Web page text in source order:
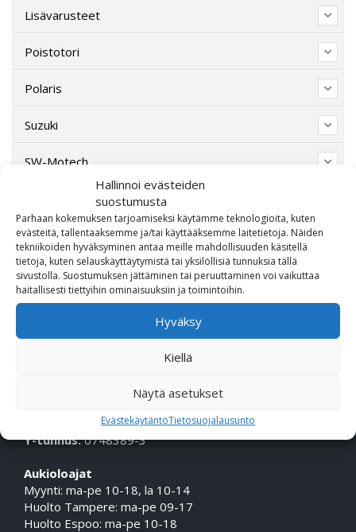
Hallinnoi evästeiden
suostumusta
Parhaan kokemuksen tarjoamiseksi käytämme teknologioita, kuten
evästeitä, tallentaaksemme ja/tai käyttääksemme laitetietoja. Näiden
tekniikoiden hyväksyminen antaa meille mahdollisuuden käsitellä
tietoja, kuten selauskäyttäytymistä tai yksilöllisiä tunnuksia tällä
sivustolla. Suostumuksen jättäminen tai peruuttaminen voi vaikuttaa
haitallisesti tiettyihin ominaisuuksiin ja toimintoihin.
Hyväksy
Kiellä
Näytä asetukset
EvästekäytäntöTietosuojalausunto
Lisävarusteet
Poistotori
Polaris
Suzuki
SW-Motech
Varaosat/Sekalaiset
010 617 0600
etunimi.sukunimi@rmheino.fi
Y-tunnus:0748389-3
Aukioloajat
Myynti: ma-pe 10-18, la 10-14
Huolto Tampere: ma-pe 09-17
Huolto Espoo: ma-pe 10-18